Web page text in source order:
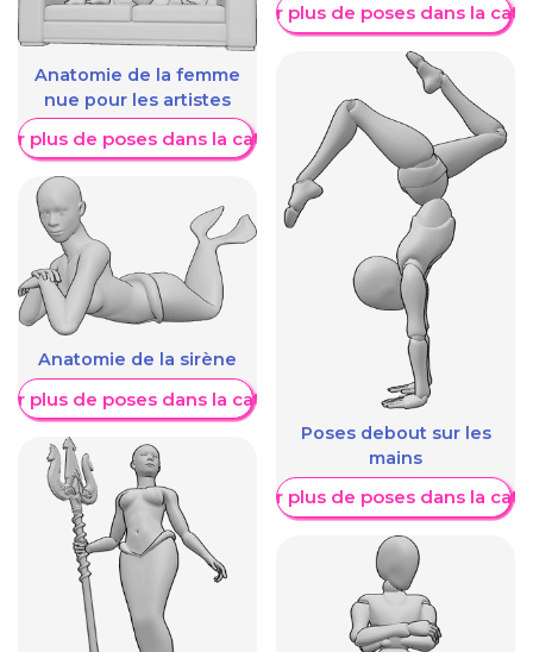
Anatomie de la femme
nue pour les artistes
plus de poses dans la catégorie
Anatomie de la sirène
plus de poses dans la catégorie
Afficher plus de poses dans la
Poses debout sur les
mains
Afficher plus de poses dans la